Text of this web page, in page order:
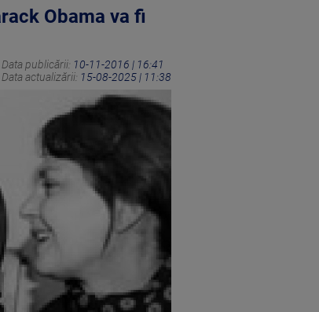
Obama va fi
Data publicării: 10-11-2016 | 16:41
Data actualizării: 15-08-2025 | 11:38